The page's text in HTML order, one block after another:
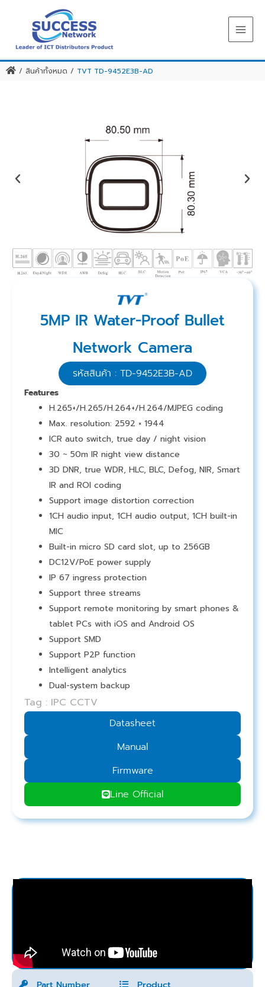
content
/ สินค้าทั้งหมด / TVT TD-9452E3B-AD
5MP IR Water-Proof Bullet
Network Camera
รหัสสินค้า : TD-9452E3B-AD
Features
H.265+/H.265/H.264+/H.264/MJPEG coding
Max. resolution: 2592 × 1944
ICR auto switch, true day / night vision
30 ~ 50m IR night view distance
3D DNR, true WDR, HLC, BLC, Defog, NIR, Smart
IR and ROI coding
Support image distortion correction
1CH audio input, 1CH audio output, 1CH built-in
MIC
Built-in micro SD card slot, up to 256GB
DC12V/PoE power supply
IP 67 ingress protection
Support three streams
Support remote monitoring by smart phones &
tablet PCs with iOS and Android OS
Support SMD
Support P2P function
Intelligent analytics
Dual-system backup
Tag : IPC CCTV
Datasheet
Manual
Firmware
Line Official